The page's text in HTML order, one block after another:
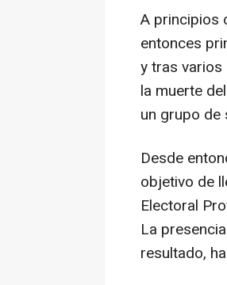
A principios
entonces
y tras varios
la muerte
un grupo de
Desde
objetivo de
Electoral
La
resultado,